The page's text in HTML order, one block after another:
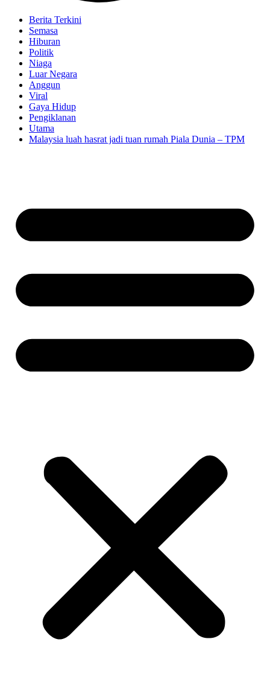
Berita Terkini
Semasa
Hiburan
Politik
Niaga
Luar Negara
Anggun
Viral
Gaya Hidup
Pengiklanan
Utama
Malaysia luah hasrat jadi tuan rumah Piala Dunia – TPM